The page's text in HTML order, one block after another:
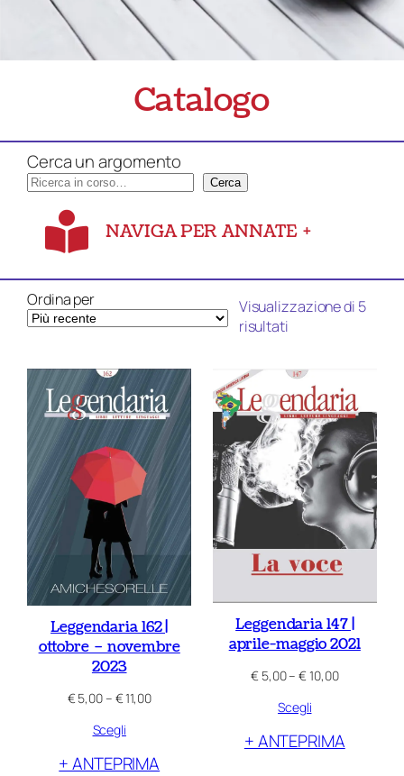
Catalogo
Cerca un argomento
Cerca
NAVIGA PER ANNATE +
Ordina per
Visualizzazione di 5
risultatiOrdina
base
al
più
recente
Leggendaria 162 |
ottobre – novembre
2023
€5,00– €11,00Fascia
€ 5,00
Scegli
+ ANTEPRIMA
Leggendaria 147 |
aprile-maggio 2021
€5,00– €10,00Fascia
€ 5,00
Scegli
+ ANTEPRIMA